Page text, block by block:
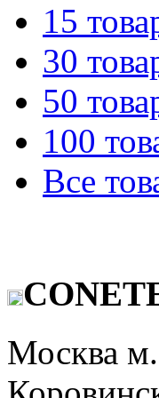
15
30
50
100
Все
Москва м.